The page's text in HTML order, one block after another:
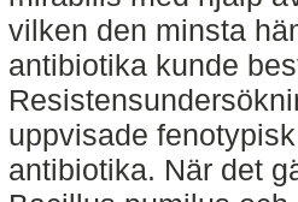
vilken den minsta
antibiotika kunde
uppvisade
antibiotika. När det